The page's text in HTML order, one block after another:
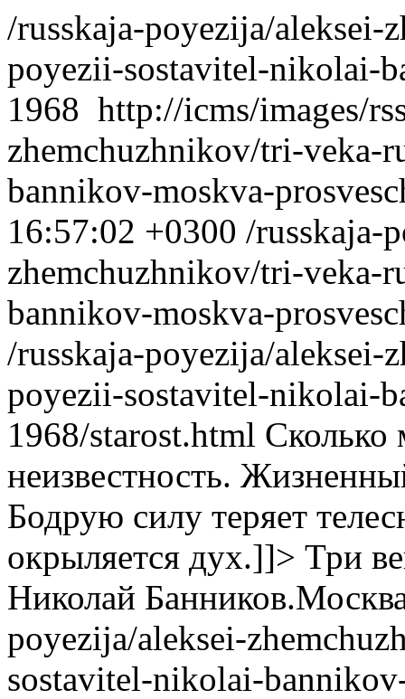
/russkaja-poyezija/
poyezii-sostavitel-nikolai-
1968 http://icms/images/
zhemchuzhnikov/tri-veka-
bannikov-moskva-
16:57:02 +0300 /russkaja-
zhemchuzhnikov/tri-veka-
bannikov-moskva-
/russkaja-poyezija/
poyezii-sostavitel-nikolai-
1968/starost.html Сколько
неизвестность.
Бодрую силу теряет
окрыляется дух.]]> Три
Николай
poyezija/aleksei-
sostavitel-nikolai-